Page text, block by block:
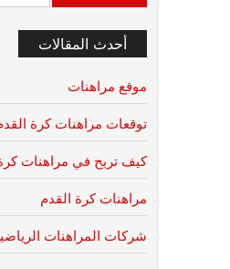
أحدث المقالات
موقع مراهنات
توقعات مراهنات كرة
كيف تربح في مراهنات
مراهنات كرة القدم
شركات المراهنات